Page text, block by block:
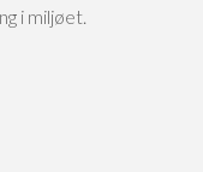
i miljøet.